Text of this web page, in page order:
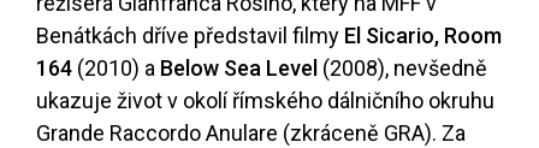
Benátkách dříve představil filmy El Sicario, Room
164 (2010) a Below Sea Level (2008), nevšedně
ukazuje život v okolí římského dálničního okruhu
Grande Raccordo Anulare (zkráceně GRA). Za